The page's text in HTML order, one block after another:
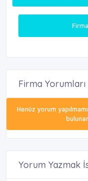
Firma Yorumları
Henüz yorum
Yorum Yazmak